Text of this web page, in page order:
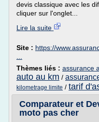
devis classique avec les
cliquer sur l'onglet...
Lire la suite
Site : https://
Thèmes liés : assurance
auto au km /
kilometrage limite / tarif
Comparateur et
moto pas cher